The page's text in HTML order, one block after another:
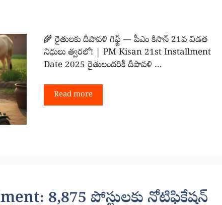
🌾 రైతులకు దీపావళి గిఫ్ట్ — పీఎం కిసాన్ 21వ విడత
నిధులు త్వరలో! | PM Kisan 21st Installment
Date 2025 రైతులందరికీ దీపావళి …
Read more
8,875 పోస్టులకు నోటిఫికేషన్